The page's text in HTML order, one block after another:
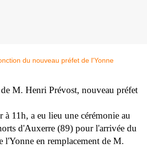
M. Henri Prévost, nouveau préfet
11h, a eu lieu une cérémonie au
d'Auxerre (89) pour l'arrivée du
l'Yonne en remplacement de M.